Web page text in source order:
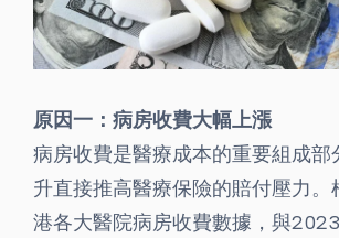
原因一：病房收費大幅上漲
病房收費是醫療成本的重要組成部
升直接推高醫療保險的賠付壓力
港各大醫院病房收費數據，與